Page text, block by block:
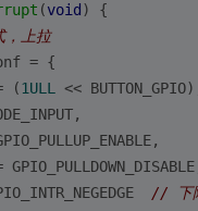
(void )
{
上拉
= {
(
1ULL
<<
// 下